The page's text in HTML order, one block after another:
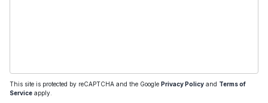
This site is protected by reCAPTCHA and the Google Privacy Policy and Terms of
Service apply.